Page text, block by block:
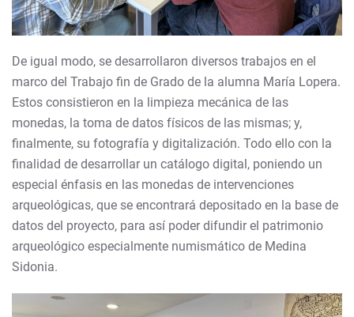
De igual modo, se desarrollaron diversos trabajos en el
marco del Trabajo fin de Grado de la alumna María Lopera.
Estos consistieron en la limpieza mecánica de las
monedas, la toma de datos físicos de las mismas; y,
finalmente, su fotografía y digitalización. Todo ello con la
finalidad de desarrollar un catálogo digital, poniendo un
especial énfasis en las monedas de intervenciones
arqueológicas, que se encontrará depositado en la base de
datos del proyecto, para así poder difundir el patrimonio
arqueológico especialmente numismático de Medina
Sidonia.